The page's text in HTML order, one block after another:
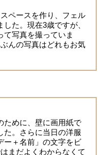
ペースを作り、フェル
た。現在3歳ですが、
て写真を撮っていま
んの写真はどれもお気
ために、壁に画用紙で
た。さらに当日の洋服
ー＋名前」の文字をビ
まだよくわからなくて